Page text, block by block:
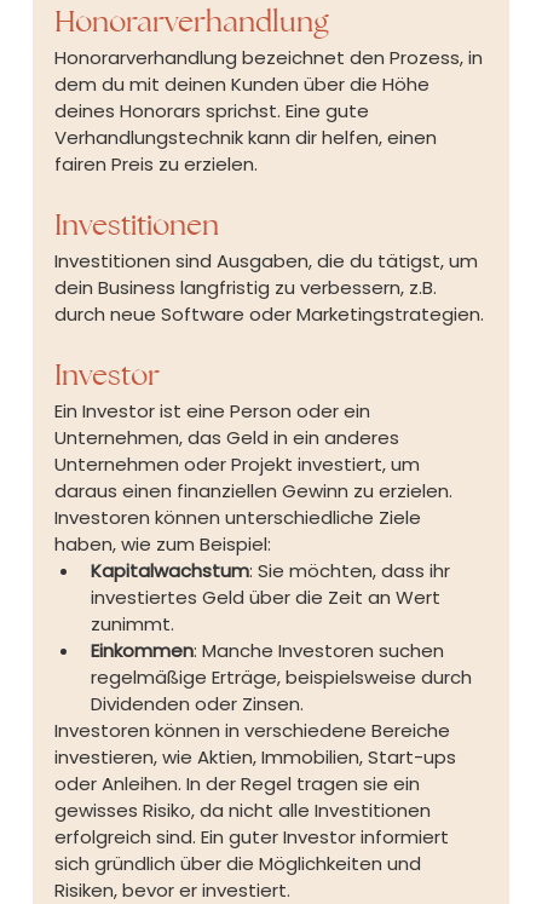
Honorarverhandlung
Honorarverhandlung bezeichnet den Prozess, in
dem du mit deinen Kunden über die Höhe
deines Honorars sprichst. Eine gute
Verhandlungstechnik kann dir helfen, einen
fairen Preis zu erzielen.
Investitionen
Investitionen sind Ausgaben, die du tätigst, um
dein Business langfristig zu verbessern, z.B.
durch neue Software oder Marketingstrategien.
Investor
Ein Investor ist eine Person oder ein
Unternehmen, das Geld in ein anderes
Unternehmen oder Projekt investiert, um
daraus einen finanziellen Gewinn zu erzielen.
Investoren können unterschiedliche Ziele
haben, wie zum Beispiel:
Kapitalwachstum: Sie möchten, dass ihr
investiertes Geld über die Zeit an Wert
zunimmt.
Einkommen: Manche Investoren suchen
regelmäßige Erträge, beispielsweise durch
Dividenden oder Zinsen.
Investoren können in verschiedene Bereiche
investieren, wie Aktien, Immobilien, Start-ups
oder Anleihen. In der Regel tragen sie ein
gewisses Risiko, da nicht alle Investitionen
erfolgreich sind. Ein guter Investor informiert
sich gründlich über die Möglichkeiten und
Risiken, bevor er investiert.